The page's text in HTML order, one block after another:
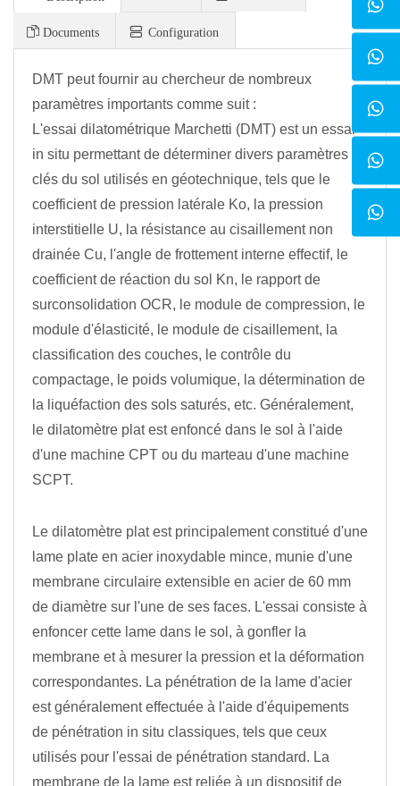
Documents Configuration
DMT peut fournir au chercheur de nombreux
paramètres importants comme suit :
L'essai dilatométrique Marchetti (DMT) est un essai
in situ permettant de déterminer divers paramètres
clés du sol utilisés en géotechnique, tels que le
coefficient de pression latérale Ko, la pression
interstitielle U, la résistance au cisaillement non
drainée Cu, l'angle de frottement interne effectif, le
coefficient de réaction du sol Kn, le rapport de
surconsolidation OCR, le module de compression, le
module d'élasticité, le module de cisaillement, la
classification des couches, le contrôle du
compactage, le poids volumique, la détermination de
la liquéfaction des sols saturés, etc. Généralement,
le dilatomètre plat est enfoncé dans le sol à l'aide
d'une machine CPT ou du marteau d'une machine
SCPT.
Le dilatomètre plat est principalement constitué d'une
lame plate en acier inoxydable mince, munie d'une
membrane circulaire extensible en acier de 60 mm
de diamètre sur l'une de ses faces. L'essai consiste à
enfoncer cette lame dans le sol, à gonfler la
membrane et à mesurer la pression et la déformation
correspondantes. La pénétration de la lame d'acier
est généralement effectuée à l'aide d'équipements
de pénétration in situ classiques, tels que ceux
utilisés pour l'essai de pénétration standard. La
membrane de la lame est reliée à un dispositif de